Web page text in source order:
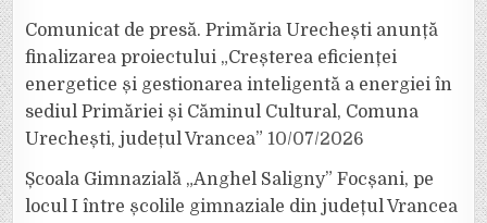
Comunicat de presă. Primăria Urechești anunță
finalizarea proiectului „Creșterea eficienței
energetice și gestionarea inteligentă a energiei în
sediul Primăriei și Căminul Cultural, Comuna
Urechești, județul Vrancea” 10/07/2026
Școala Gimnazială „Anghel Saligny” Focșani, pe
locul I între școlile gimnaziale din județul Vrancea